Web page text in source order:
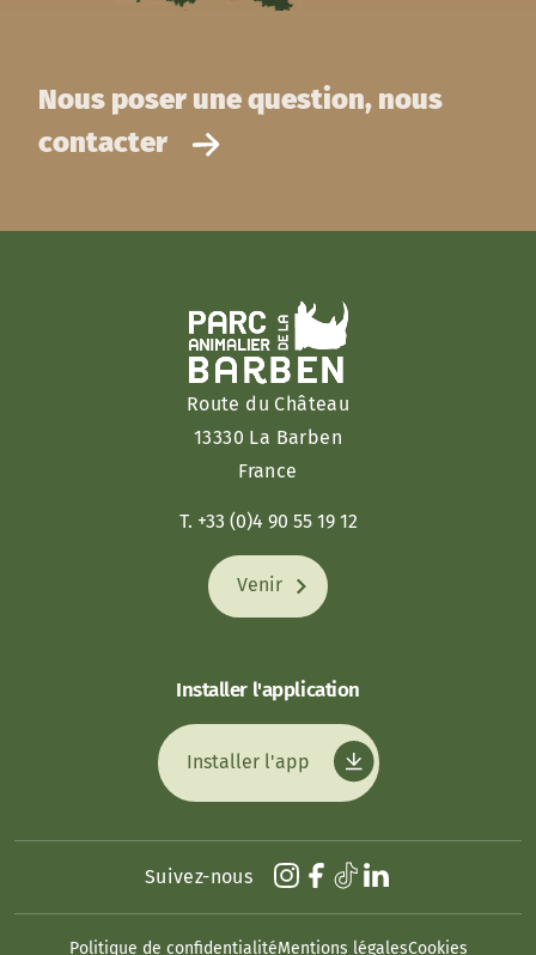
Nous poser une question, nous
contacter
Route du Château
13330 La Barben
France
T. +33 (0)4 90 55 19 12
Venir
Installer l'application
Installer l'app
Politique de confidentialitéMentions légalesCookies
Suivez-nous